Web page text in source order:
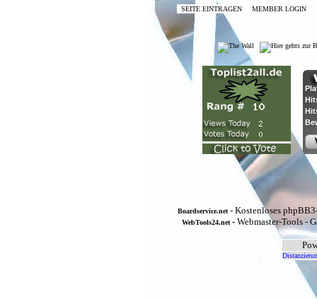
SEITE EINTRAGEN MEMBER LOGIN
Boardservice.net- Kostenloses
WebTools24.net- Webmaster-Tools -